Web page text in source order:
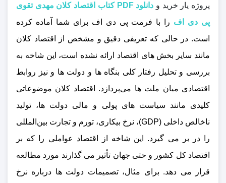
پروژه یار خرید و
دانلود PDF کتاب اقتصاد کلان مهدی تقوی
پی دی اف را با فرمت پی دی اف برای شما آماده کرده
است. در حالی که تعریفی دقیق و مشخص از اقتصاد کلان
مانند سایر بخش‌ های اقتصاد ارائه نشده است، این شاخه به
بررسی و تحلیل رفتار کلی بنگاه‌ ها و دولت‌ ها و نیز روابط
اقتصادی میان ملت‌ ها می‌پردازد. اقتصاد کلان موضوعاتی
کلیدی مانند سیاست‌ های پولی و مالی دولت‌ ها، تولید
ناخالص داخلی (GDP)، نرخ بیکاری، تورم و تجارت بین‌المللی
را در بر می‌ گیرد. این شاخه از اقتصاد عواملی را که بر
اقتصاد کل کشور و حتی جهان تأثیر می‌ گذارند مورد مطالعه
قرار می‌ دهد. برای مثال، تصمیمات دولت‌ ها درباره نرخ